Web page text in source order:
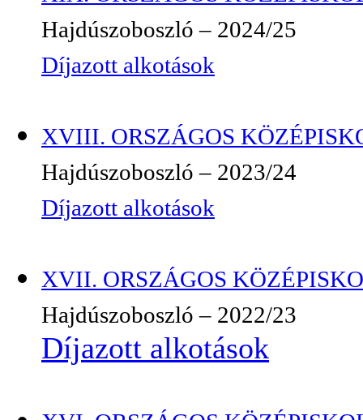
Hajdúszoboszló – 2024/25
Díjazott alkotások
XVIII. ORSZÁGOS
Hajdúszoboszló – 2023/24
Díjazott alkotások
XVII. ORSZÁGOS
Hajdúszoboszló – 2022/23
Díjazott alkotások